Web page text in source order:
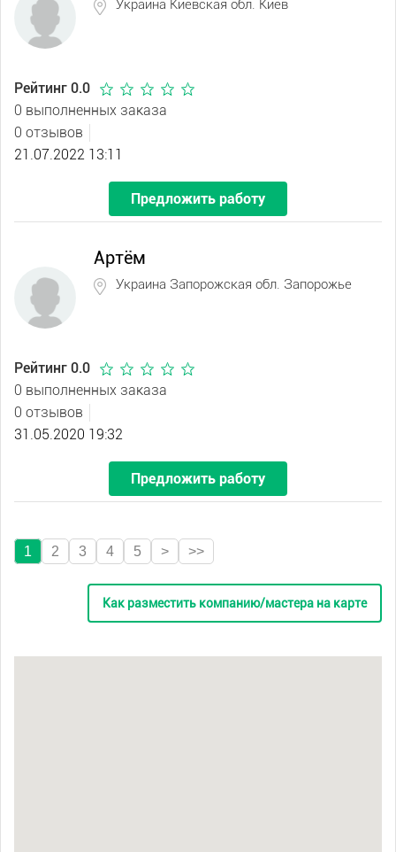
Украина Киевская обл. Киев
Рейтинг 0.0
0 выполненных заказа
0 отзывов
21.07.2022 13:11
Предложить работу
Артём
Украина Запорожская обл. Запорожье
Рейтинг 0.0
0 выполненных заказа
0 отзывов
31.05.2020 19:32
Предложить работу
1 2 3 4 5 > >>
Как разместить компанию/мастера на карте